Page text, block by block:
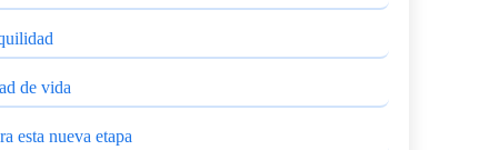
de vida
esta nueva etapa